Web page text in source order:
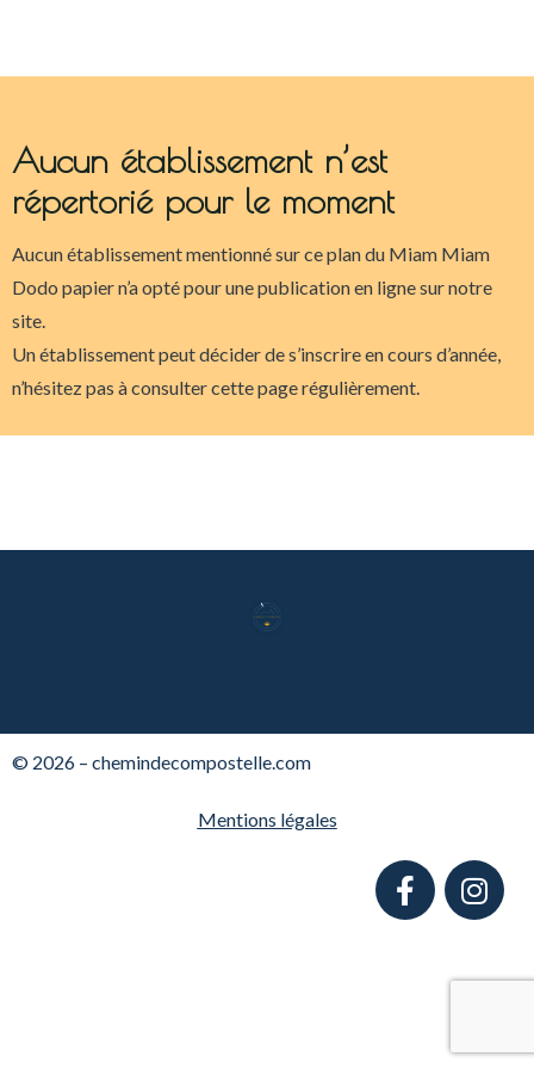
Aucun établissement n’est
répertorié pour le moment
Aucun établissement mentionné sur ce plan du Miam Miam
Dodo papier n’a opté pour une publication en ligne sur notre
site.
Un établissement peut décider de s’inscrire en cours d’année,
n’hésitez pas à consulter cette page régulièrement.
© 2026 – chemindecompostelle.com
Mentions légales